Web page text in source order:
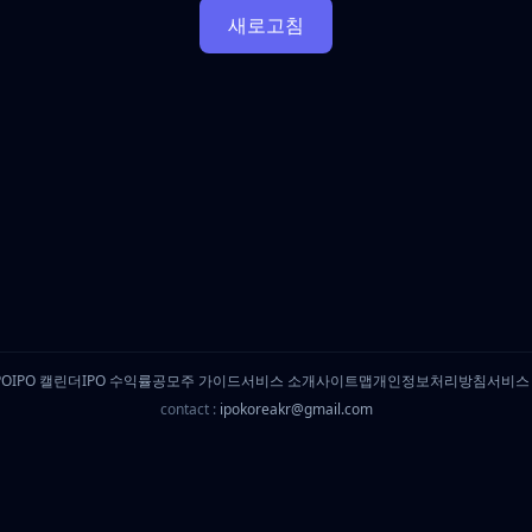
새로고침
IPO 캘린더IPO 수익률공모주 가이드서비스 소개사이트맵개인정보처리방침서비
contact : ipokoreakr@gmail.com